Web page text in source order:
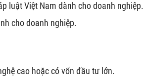
luật Việt Nam dành cho doanh nghiệp.
cho doanh nghiệp.
cao hoặc có vốn đầu tư lớn.